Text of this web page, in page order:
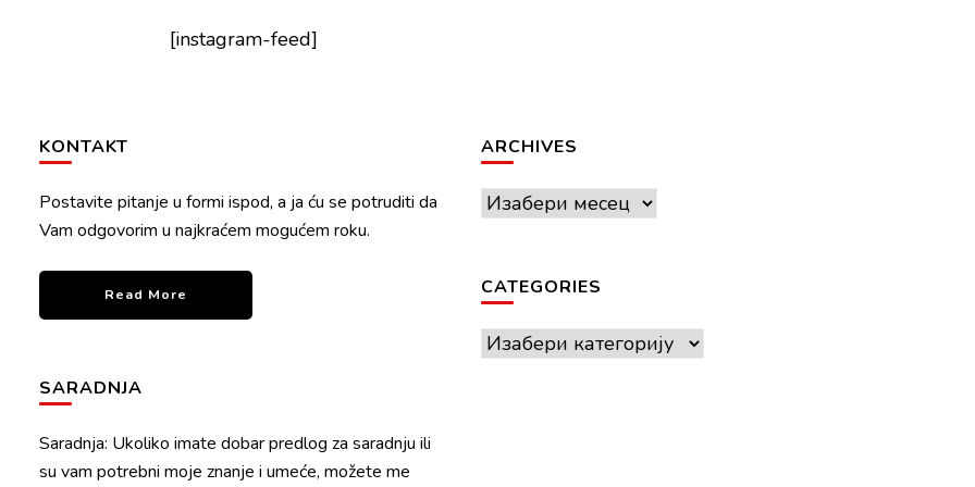
[instagram-feed]
KONTAKT
Postavite pitanje u formi ispod, a ja ću se potruditi da
Vam odgovorim u najkraćem mogućem roku.
Read More
SARADNJA
Saradnja: Ukoliko imate dobar predlog za saradnju ili
su vam potrebni moje znanje i umeće, možete me
ARCHIVES
Archives
CATEGORIES
Categories